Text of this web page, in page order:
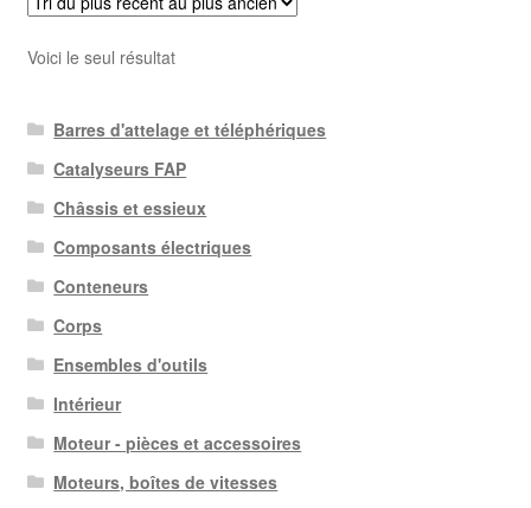
Voici le seul résultat
Barres d'attelage et téléphériques
Catalyseurs FAP
Châssis et essieux
Composants électriques
Conteneurs
Corps
Ensembles d'outils
Intérieur
Moteur - pièces et accessoires
Moteurs, boîtes de vitesses